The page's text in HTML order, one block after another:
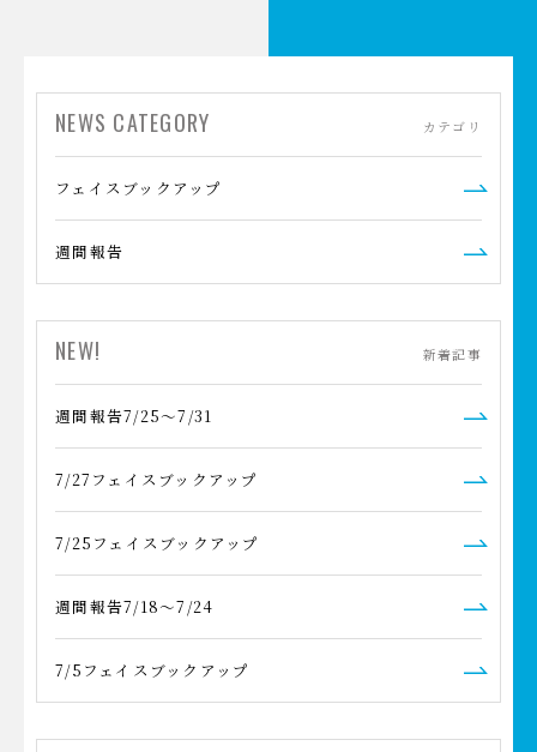
NEWS CATEGORY カテゴリ
フェイスブックアップ
週間報告
NEW! 新着記事
週間報告7/25～7/31
7/27フェイスブックアップ
7/25フェイスブックアップ
週間報告7/18～7/24
7/5フェイスブックアップ